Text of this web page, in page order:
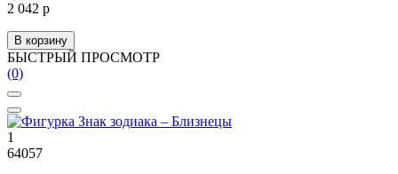
2 042 р
В корзину
БЫСТРЫЙ ПРОСМОТР
(0)
1
64057